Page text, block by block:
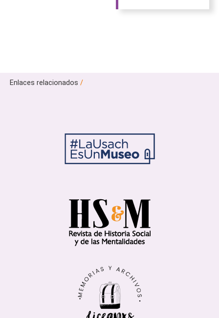
Enlaces relacionados /